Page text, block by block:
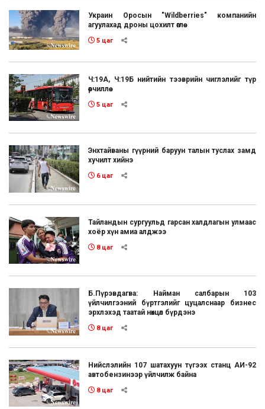
Украин Оросын "Wildberries" компанийн
агуулахад дроны цохилт өглөө
5 цаг
Ч:19А, Ч:19Б нийтийн тээврийн чиглэлийг түр
өөрчиллөө
5 цаг
Энхтайваны гүүрний баруун талын туслах замд
хучилт хийнэ
6 цаг
Тайландын сургуульд гарсан халдлагын улмаас
хоёр хүн амиа алджээ
8 цаг
Б.Пүрэвдагва: Найман салбарын 103
үйлчилгээний бүртгэлийг цуцалснаар бизнес
эрхлэхэд таатай нөхцөл бүрдэнэ
8 цаг
Нийслэлийн 107 шатахуун түгээх станц АИ-92
автобензинээр үйлчилж байна
8 цаг